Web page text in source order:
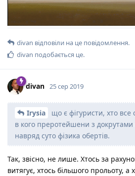
divan відповіли на це повідомлення.
divan подобається це.
divan 25 сер 2019
Irysia
що є фігуристи, хто все
в кого преротейшени з докрутами
навряд суто фізика обертів.
Так, звісно, не лише. Хтось за
витягує, хтось більшого прольоту, а